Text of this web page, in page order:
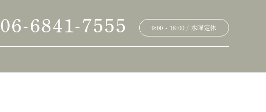
06-6841-7555 9:00 - 18:00 / 水曜定休